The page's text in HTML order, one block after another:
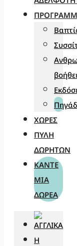
ΧΏΡΕΣ
ΠΎΛΗ
ΔΩΡΗΤΏΝ
ΚΆΝΤΕ
ΜΊΑ
ΔΩΡΕΆ
Η